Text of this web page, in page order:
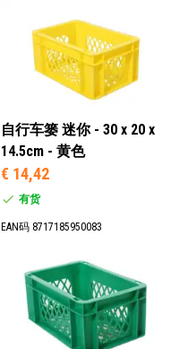
自行车篓 迷你 - 30 x 20 x
14.5cm - 黄色
€ 14,42
有货
EAN码 8717185950083